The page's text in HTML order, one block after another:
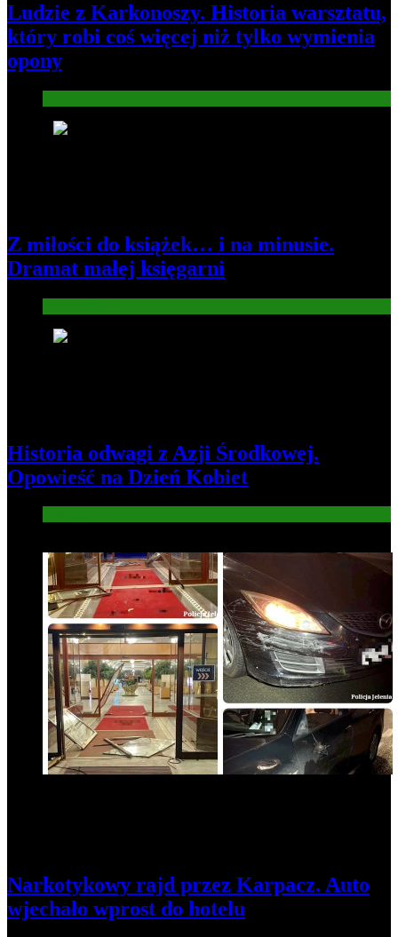
Ludzie z Karkonoszy. Historia warsztatu,
który robi coś więcej niż tylko wymienia
opony
Z miłości do książek… i na minusie.
Dramat małej księgarni
Historia odwagi z Azji Środkowej.
Opowieść na Dzień Kobiet
Narkotykowy rajd przez Karpacz. Auto
wjechało wprost do hotelu